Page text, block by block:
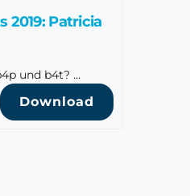
2019: Patricia
und b4t? …
Download